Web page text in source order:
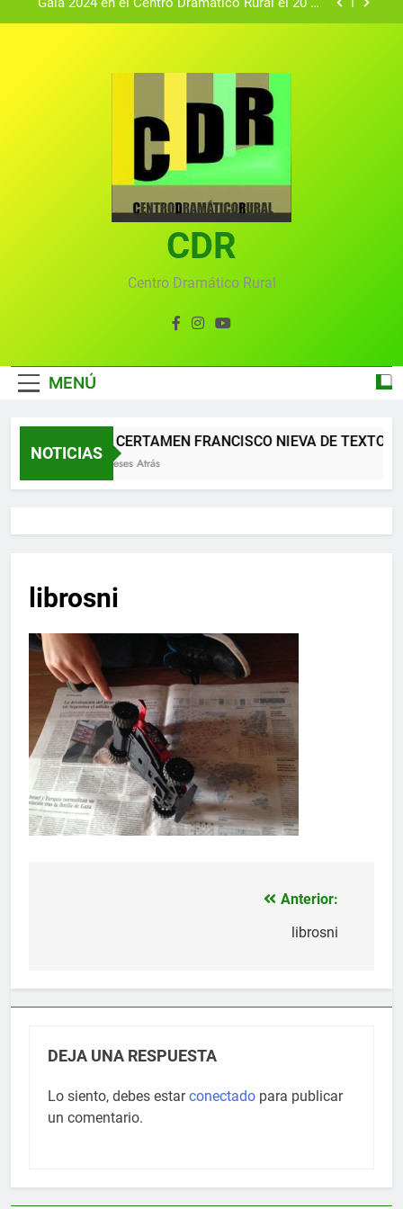
Gala 2024 en el Centro Dramático Rural el 20 de
convocado por el Centro Dramático Rural de Mira
(Cuenca)
Gala anual virtual del Centro Dramático Rural de
Gala del Centro Dramático Rural 2025
Gala 2024 en el Centro Dramático Rural el 20 de
Textos seleccionados en el VI Certamen
Francisco Nieva de piezas breves teatrales
convocado por el Centro Dramático Rural de Mira
Gala anual virtual del Centro Dramático Rural de
CDR
Centro Dramático Rural
MENÚ
NOTICIAS
XII CERTAMEN FRANCISCO NIEVA DE TEXTOS
2 Meses Atrás
librosni
Anterior:
librosni
DEJA UNA RESPUESTA
Lo siento, debes estarconectado para publicar
un comentario.